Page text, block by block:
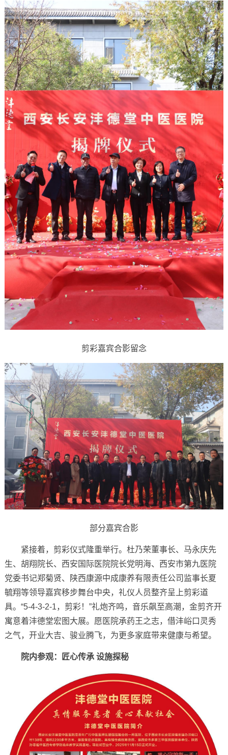
剪彩嘉宾合影留念
部分嘉宾合影
紧接着，剪彩仪式隆重举行。杜乃荣董事长、马永庆先
生、胡翔院长、西安国际医院院长党明海、西安市第九医院
党委书记郑菊贤、陕西康源中成康养有限责任公司监事长夏
毓翔等领导嘉宾移步舞台中央，礼仪人员整齐呈上剪彩道
具。“5-4-3-2-1，剪彩！”礼炮齐鸣，音乐飙至高潮，金剪齐开
寓意着沣德堂宏图大展。愿医院承药王之志，借沣峪口灵秀
之气，开业大吉、骏业腾飞，为更多家庭带来健康与希望。
院内参观：匠心传承 设施探秘